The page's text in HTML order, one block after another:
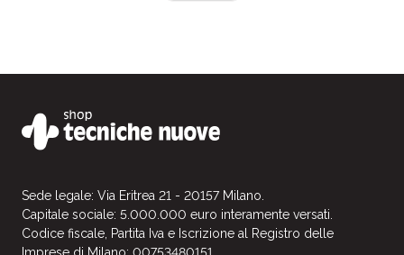
Sede legale: Via Eritrea 21 - 20157 Milano.
Capitale sociale: 5.000.000 euro interamente versati.
Codice fiscale, Partita Iva e Iscrizione al Registro delle